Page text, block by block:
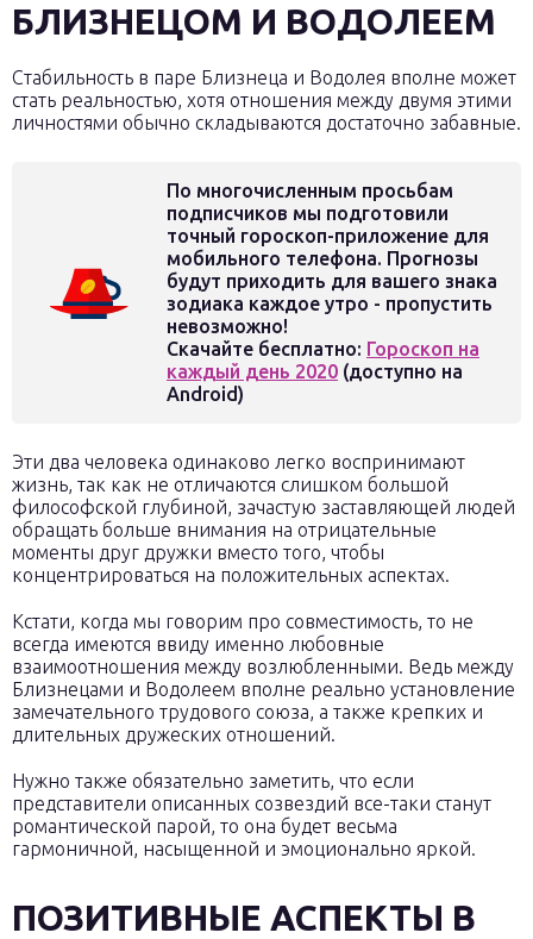
БЛИЗНЕЦОМ И ВОДОЛЕЕМ
Стабильность в паре Близнеца и Водолея вполне может
стать реальностью, хотя отношения между двумя этими
личностями обычно складываются достаточно забавные.
По многочисленным просьбам
подписчиков мы подготовили
точный гороскоп-приложение для
мобильного телефона. Прогнозы
будут приходить для вашего знака
зодиака каждое утро - пропустить
невозможно!
Скачайте бесплатно: Гороскоп на
каждый день 2020 (доступно на
Android)
Эти два человека одинаково легко воспринимают
жизнь, так как не отличаются слишком большой
философской глубиной, зачастую заставляющей людей
обращать больше внимания на отрицательные
моменты друг дружки вместо того, чтобы
концентрироваться на положительных аспектах.
Кстати, когда мы говорим про совместимость, то не
всегда имеются ввиду именно любовные
взаимоотношения между возлюбленными. Ведь между
Близнецами и Водолеем вполне реально установление
замечательного трудового союза, а также крепких и
длительных дружеских отношений.
Нужно также обязательно заметить, что если
представители описанных созвездий все-таки станут
романтической парой, то она будет весьма
гармоничной, насыщенной и эмоционально яркой.
ПОЗИТИВНЫЕ АСПЕКТЫ В